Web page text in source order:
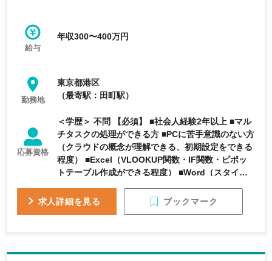
給与
年収300〜400万円
勤務地
東京都港区
（最寄駅：田町駅）
応募資格
＜学歴＞ 不問 【必須】 ■社会人経験2年以上 ■マル
チタスクの処理ができる方 ■PCに苦手意識のない方
（クラウドの概念が理解できる、初期設定をできる
程度） ■Excel（VLOOKUP関数・IF関数・ピポッ
トテーブル作成ができる程度） ■Word（スタイル
ができる方 【歓迎】 ■社会保険労務士有資格者 ■実
求人詳細を見る ブックマーク